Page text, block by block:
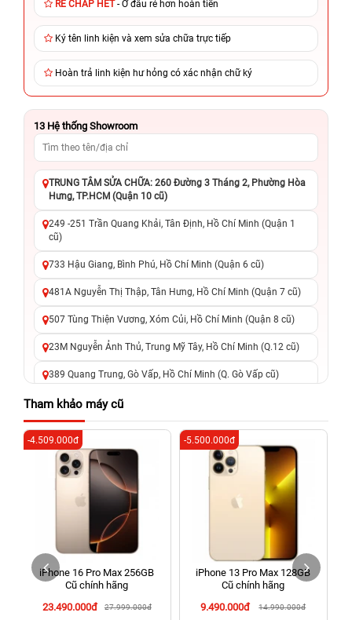
RẺ CHẤP HẾT- Ở đâu rẻ hơn hoàn tiền
Ký tên linh kiện và xem sửa chữa trực tiếp
Hoàn trả linh kiện hư hỏng có xác nhận chữ ký
13 Hệ thống Showroom
TRUNG TÂM SỬA CHỮA: 260 Đường 3 Tháng 2, Phường Hòa
Hưng, TP.HCM (Quận 10 cũ)
249 -251 Trần Quang Khải, Tân Định, Hồ Chí Minh (Quận 1
cũ)
733 Hậu Giang, Bình Phú, Hồ Chí Minh (Quận 6 cũ)
481A Nguyễn Thị Thập, Tân Hưng, Hồ Chí Minh (Quận 7 cũ)
507 Tùng Thiện Vương, Xóm Củi, Hồ Chí Minh (Quận 8 cũ)
23M Nguyễn Ảnh Thủ, Trung Mỹ Tây, Hồ Chí Minh (Q.12 cũ)
389 Quang Trung, Gò Vấp, Hồ Chí Minh (Q. Gò Vấp cũ)
625 - 625A Âu Cơ, Tân Phú, Hồ Chí Minh (Quận Tân Phú cũ)
326 Lê Văn Việt, Tăng Nhơn Phú, Hồ Chí Minh (Q.9 TP. Thủ
Đức cũ)
256 Võ Văn Ngân, Thủ Đức, Hồ Chí Minh (Bình Thọ, TP. Thủ
70 Nguyễn An Ninh, Dĩ An, Hồ Chí Minh (Bình Dương Cũ)
24h Vũng Tàu: 162A Ba Cu, Vũng Tàu, Hồ Chí Minh (TP. Vũng
Tàu cũ)
198 Hoàng Văn Thụ, Tân Sơn Nhất, Hồ Chí Minh (Tân Bình
Tham khảo máy cũ
iPhone 16 Pro Max 256GB
Cũ chính hãng
23.490.000đ
27.999.000đ
-4.509.000đ
iPhone 13 Pro Max 128GB
Cũ chính hãng
9.490.000đ
14.990.000đ
-5.500.000đ